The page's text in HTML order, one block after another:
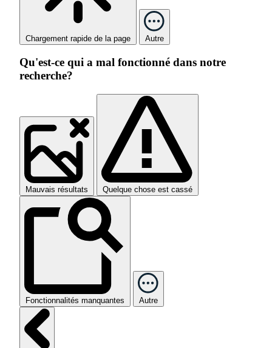
Chargement rapide de la page Autre
Qu'est-ce qui a mal fonctionné dans notre
recherche?
Mauvais résultats Quelque chose est cassé
Fonctionnalités manquantes Autre